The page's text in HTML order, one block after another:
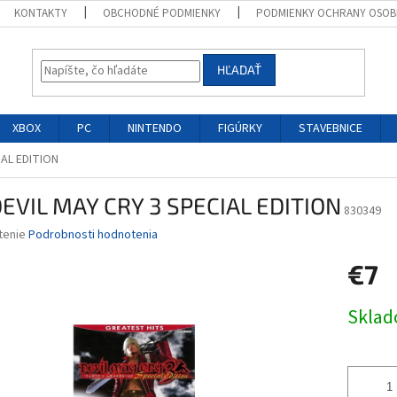
KONTAKTY OBCHODNÉ PODMIENKY PODMIENKY OCHRANY
HĽADAŤ
XBOX PC NINTENDO FIGÚRKY STAVEBNICE
EDITION
MAY CRY 3 SPECIAL EDITION 830349
Podrobnosti hodnotenia
€7
cena: